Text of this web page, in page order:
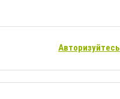
Авторизуйтесь